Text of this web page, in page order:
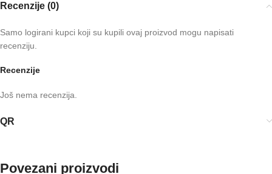
Recenzije (0)
Recenzije
Još nema recenzija.
Samo logirani kupci koji su kupili ovaj proizvod mogu napisati
recenziju.
QR
Povezani proizvodi